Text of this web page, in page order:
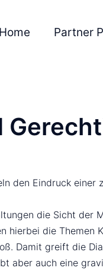
Home Partner
Eindruck einer
die Sicht
hierbei die
Damit greift die
aber auch eine